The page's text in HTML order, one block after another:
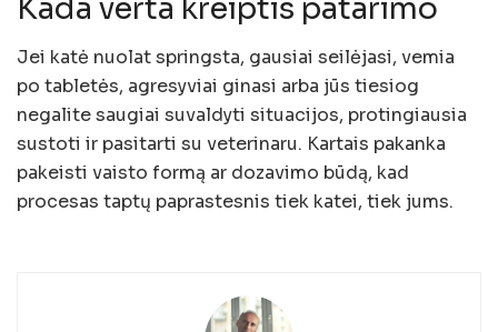
Kada verta kreiptis patarimo
Jei katė nuolat springsta, gausiai seilėjasi, vemia
po tabletės, agresyviai ginasi arba jūs tiesiog
negalite saugiai suvaldyti situacijos, protingiausia
sustoti ir pasitarti su veterinaru. Kartais pakanka
pakeisti vaisto formą ar dozavimo būdą, kad
procesas taptų paprastesnis tiek katei, tiek jums.